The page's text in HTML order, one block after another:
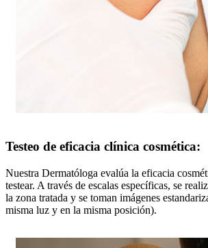
Testeo de eficacia clínica cosmética:
Nuestra Dermatóloga evalúa la eficacia
testear. A través de escalas específicas, se
la zona tratada y se toman imágenes
misma luz y en la misma posición).